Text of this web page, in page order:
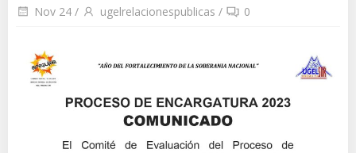
Nov 24 / ugelrelacionespublicas / 0